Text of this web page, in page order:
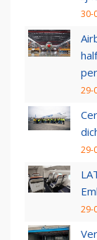
30-
29-
29-
29-